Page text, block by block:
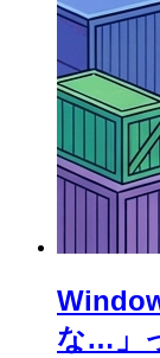
な…」